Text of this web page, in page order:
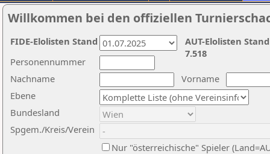
Willkommen bei den offiziellen
Nachname
Vorname
Ebene
Personennummer
Bundesland
Spgem./Kreis/Verein
Nur "österreichische" Spieler
AUT-Elolisten
7.518
FIDE-Elolisten Stand